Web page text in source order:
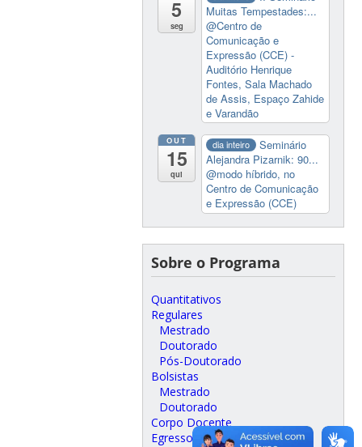
5
seg
Muitas Tempestades:...
@Centro de
Comunicação e
Expressão (CCE) -
Auditório Henrique
Fontes, Sala Machado
de Assis, Espaço Zahide
e Varandão
OUT
15
qui
dia inteiro
Seminário
Alejandra Pizarnik: 90...
@modo híbrido, no
Centro de Comunicação
e Expressão (CCE)
Sobre o Programa
Quantitativos
Regulares
Mestrado
Doutorado
Pós-Doutorado
Bolsistas
Mestrado
Doutorado
Corpo Docente
Egressos